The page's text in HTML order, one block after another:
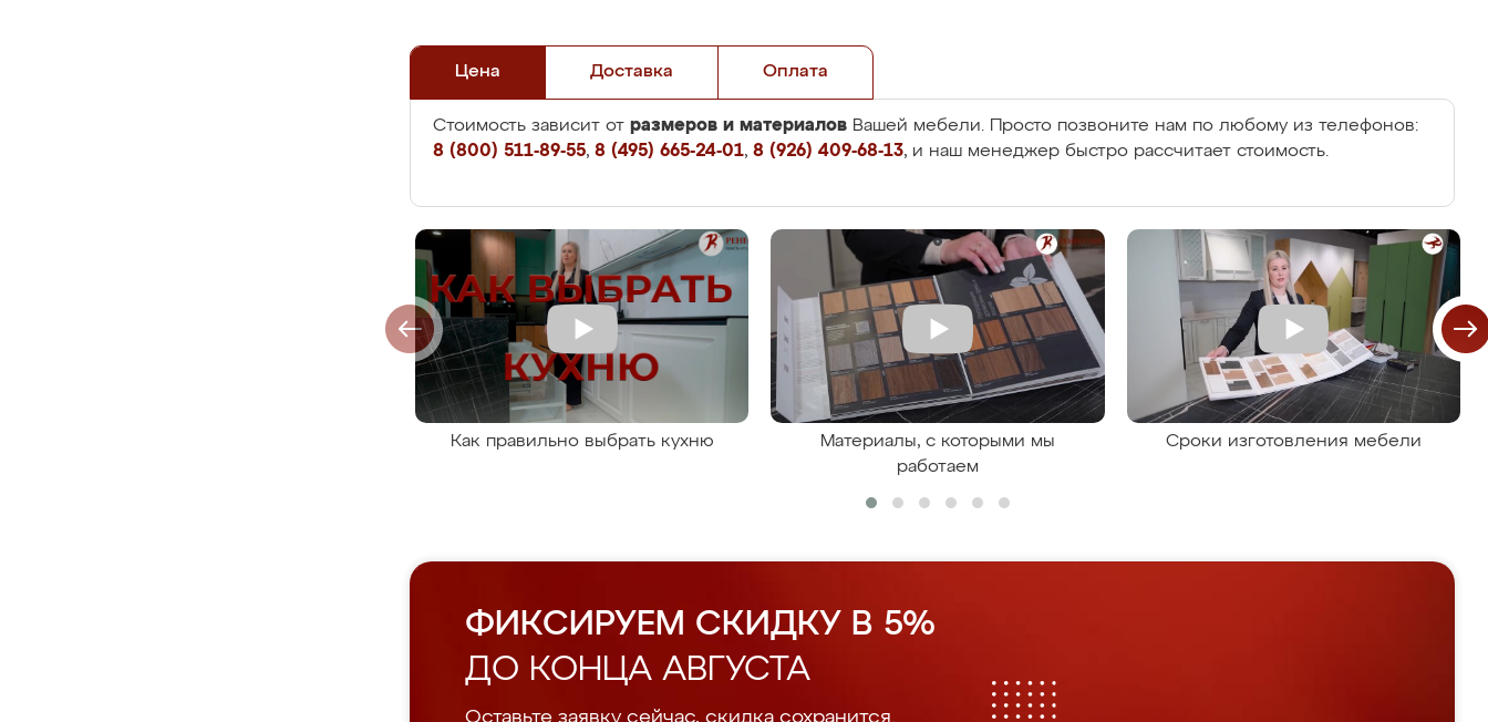
Цена Доставка Оплата
Стоимость зависит от размеров и материалов Вашей мебели. Просто позвоните нам по любому из телефонов:
8 (800) 511-89-55, 8 (495) 665-24-01, 8 (926) 409-68-13, и наш менеджер быстро рассчитает стоимость.
Как правильно выбрать кухню
Материалы, с которыми мы
работаем
Сроки изготовления мебели
ФИКСИРУЕМ СКИДКУ В 5%
ДО КОНЦА АВГУСТА
Оставьте заявку сейчас, скидка сохранится.